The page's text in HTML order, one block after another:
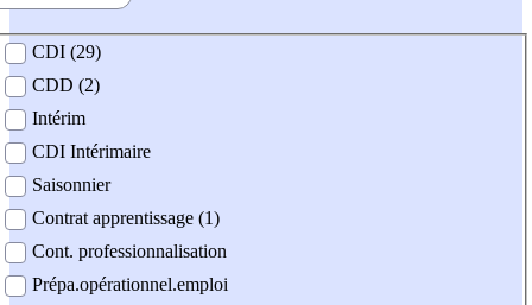
contrat
CDI (29)
CDD (2)
Intérim
CDI Intérimaire
Saisonnier
Contrat apprentissage (1)
Cont. professionnalisation
Prépa.opérationnel.emploi